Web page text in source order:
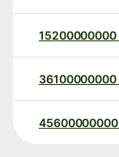
15200000000
36100000000
45600000000